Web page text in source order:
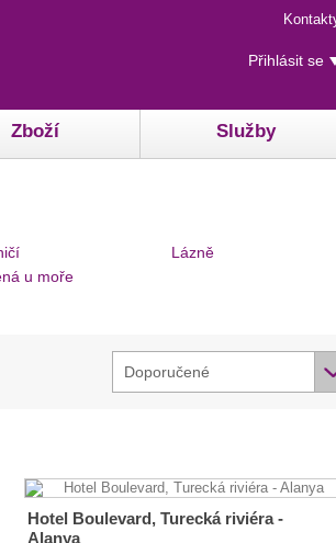
Menu
rychlého
Uživatelské
menu
Přihlásit se
Zboží Služby
u moře
Lázně
Doporučené
Hotel Boulevard, Turecká riviéra -
Alanya